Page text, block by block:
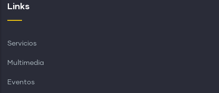
Links
Servicios
Multimedia
Eventos